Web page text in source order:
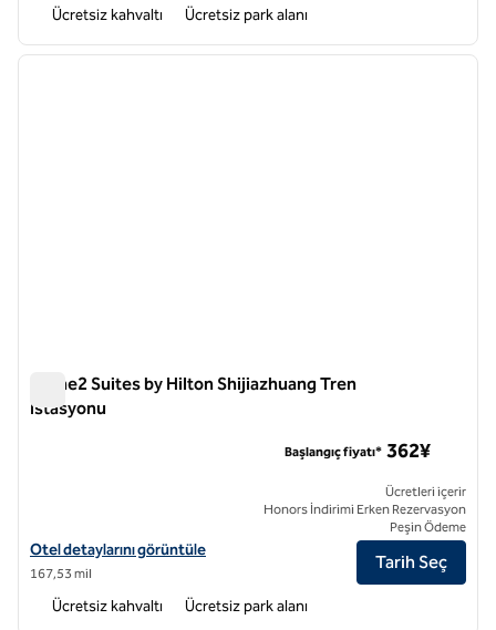
Ücretsiz kahvaltı Ücretsiz park alanı
1 / 12
Home2 Suites by Hilton Shijiazhuang Tren
İstasyonu
Home2 Suites by Hilton Shijiazhuang Tren İstasyonu için otel
Otel detaylarını görüntüle
167,53 mil
Başlangıç fiyatı* 362¥
Ücretleri içerir
Honors İndirimi Erken Rezervasyon
Peşin Ödeme
Tarih Seç
Ücretsiz kahvaltı Ücretsiz park alanı